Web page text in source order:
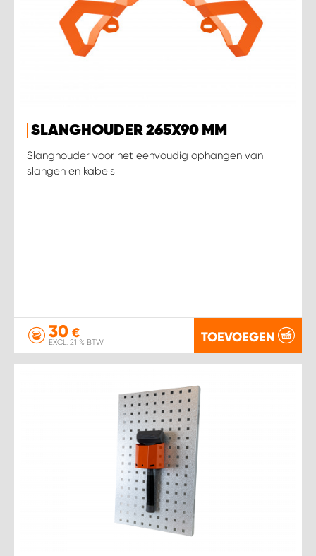
SLANGHOUDER 265X90 MM
Slanghouder voor het eenvoudig ophangen van
slangen en kabels
30 €
EXCL. 21 % BTW TOEVOEGEN